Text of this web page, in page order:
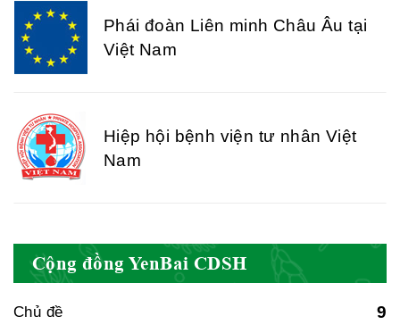
Phái đoàn Liên minh Châu Âu tại
Việt Nam
Hiệp hội bệnh viện tư nhân Việt
Nam
Cục quản lý y dược cổ truyền -
BYT
Cộng đồng YenBai CDSH
Chủ đề 9